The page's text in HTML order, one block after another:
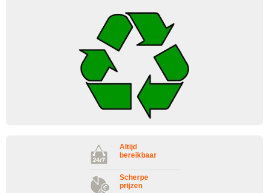
Altijd
bereikbaar
Scherpe
prijzen